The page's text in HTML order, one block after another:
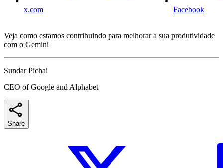
x.com Facebook
Veja como estamos contribuindo para melhorar a sua produtividade
com o Gemini
Sundar Pichai
CEO of Google and Alphabet
Share